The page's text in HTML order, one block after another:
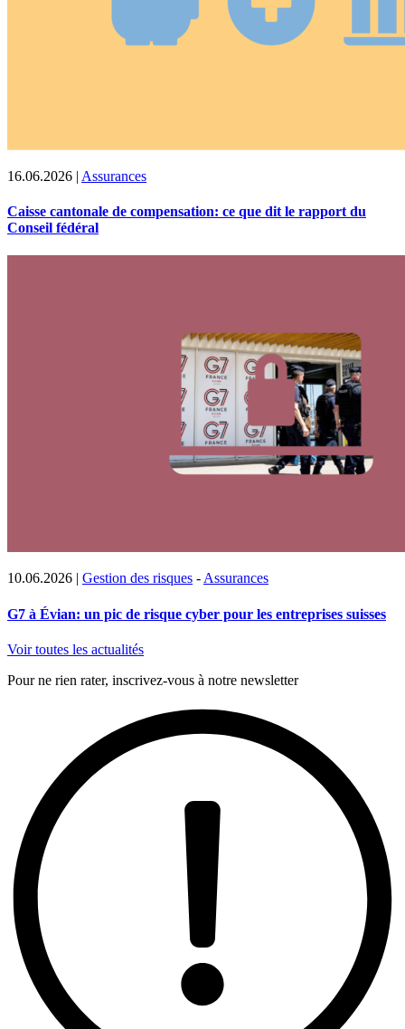
16.06.2026 | Assurances
Caisse cantonale de compensation: ce que dit le rapport du
Conseil fédéral
10.06.2026 | Gestion des risques - Assurances
G7 à Évian: un pic de risque cyber pour les entreprises suisses
Voir toutes les actualités
Pour ne rien rater, inscrivez-vous à notre newsletter